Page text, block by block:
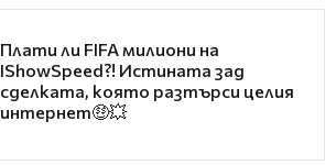
Плати ли FIFA милиони на
IShowSpeed?! Истината зад
сделката, която разтърси целия
интернет🤑💥